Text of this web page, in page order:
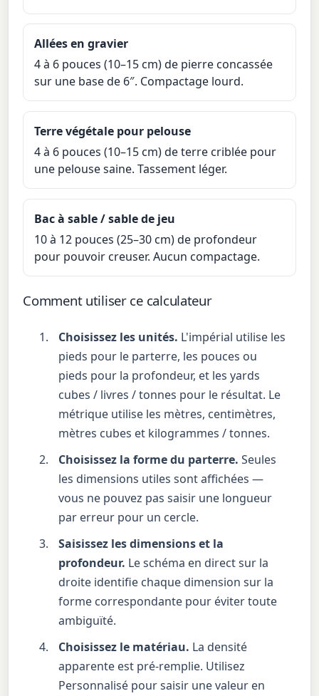
Allées en gravier
4 à 6 pouces (10–15 cm) de pierre concassée
sur une base de 6″. Compactage lourd.
Terre végétale pour pelouse
4 à 6 pouces (10–15 cm) de terre criblée pour
une pelouse saine. Tassement léger.
Bac à sable / sable de jeu
10 à 12 pouces (25–30 cm) de profondeur
pour pouvoir creuser. Aucun compactage.
Comment utiliser ce calculateur
Choisissez les unités. L'impérial utilise les
pieds pour le parterre, les pouces ou
pieds pour la profondeur, et les yards
cubes / livres / tonnes pour le résultat. Le
métrique utilise les mètres, centimètres,
mètres cubes et kilogrammes / tonnes.
Choisissez la forme du parterre. Seules
les dimensions utiles sont affichées —
vous ne pouvez pas saisir une longueur
par erreur pour un cercle.
Saisissez les dimensions et la
profondeur. Le schéma en direct sur la
droite identifie chaque dimension sur la
forme correspondante pour éviter toute
ambiguïté.
Choisissez le matériau. La densité
apparente est pré-remplie. Utilisez
Personnalisé pour saisir une valeur en